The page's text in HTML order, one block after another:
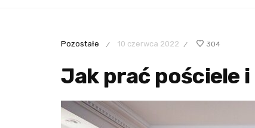
Pozostałe / 10 czerwca 2022 / 304
Jak prać pościele i